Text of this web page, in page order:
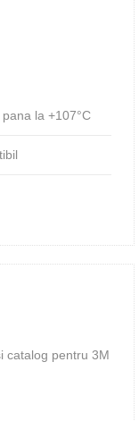
la +107°C
catalog pentru 3M